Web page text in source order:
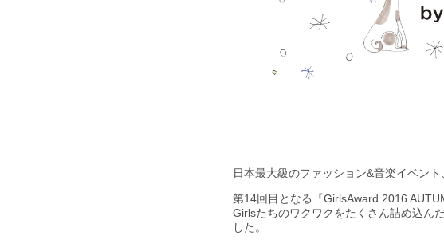
日本最大級のファッション&音楽イベント
第14回目となる『GirlsAward 2016
Girlsたちのワクワクをたくさん詰め込ん
した。